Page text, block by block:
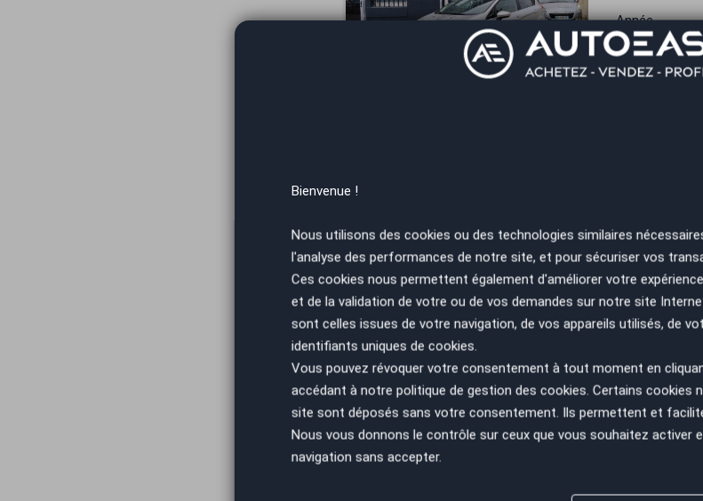
Année
2016
Marignane -
2020
Brest - 29850
VII 1.0 SCTi
2019
Bienvenue !
Nous utilisons des cookies ou des technologies similaires
l'analyse des performances de notre site, et pour sécuriser vos
Ces cookies nous permettent également d'améliorer votre
et de la validation de votre ou de vos demandes sur notre site
sont celles issues de votre navigation, de vos appareils utilisés, de
identifiants uniques de cookies.
Vous pouvez révoquer votre consentement à tout moment en
accédant à notre politique de gestion des cookies. Certains cookies
site sont déposés sans votre consentement. Ils permettent et
Nous vous donnons le contrôle sur ceux que vous souhaitez activer
navigation sans accepter.